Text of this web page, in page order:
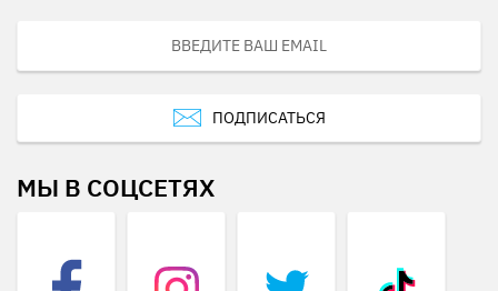
ПОДПИСАТЬСЯ
МЫ В СОЦСЕТЯХ